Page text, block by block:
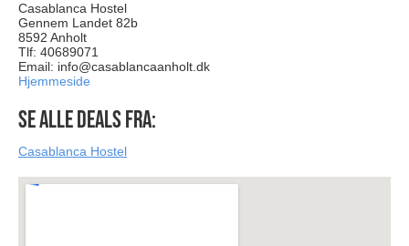
Casablanca Hostel
Gennem Landet 82b
8592 Anholt
Tlf: 40689071
Email: info@casablancaanholt.dk
Hjemmeside
Se alle deals fra:
Casablanca Hostel